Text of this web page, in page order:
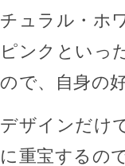
チュラル・ホ
ピンクといっ
ので、自身の
デザインだけ
に重宝するの